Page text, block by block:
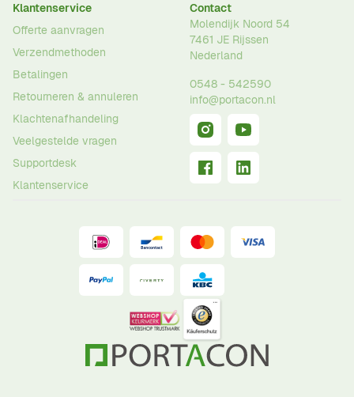
Klantenservice
Offerte aanvragen
Verzendmethoden
Betalingen
Retourneren & annuleren
Klachtenafhandeling
Veelgestelde vragen
Supportdesk
Klantenservice
Contact
Molendijk Noord 54
7461 JE Rijssen
Nederland
0548 - 542590
info@portacon.nl